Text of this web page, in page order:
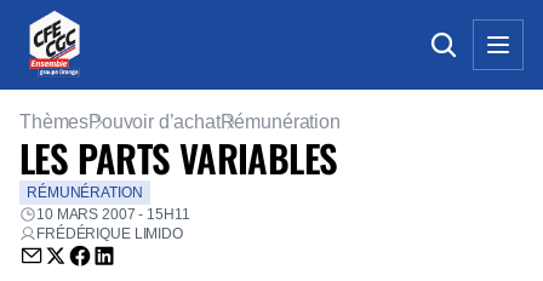
ThèmesPouvoir d’achatRémunération
LES PARTS VARIABLES
RÉMUNÉRATION
10 MARS 2007 - 15H11
FRÉDÉRIQUE LIMIDO
Envoyer par email (nouvelle fenêtre)
Partager sur Twitter (nouvelle fenêtre)
Partager sur Facebook (nouvelle fenêtre)
Partager sur LinkedIn (nouvelle fenêtre)